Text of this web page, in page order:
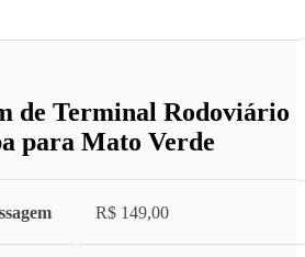
de Terminal Rodoviário
para Mato Verde
R$ 149,00